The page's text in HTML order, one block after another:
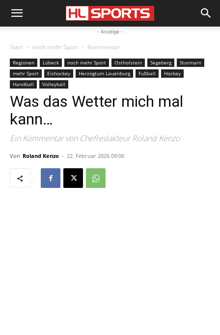
- Anzeige -
Start noch mehr Sport Kommentar
Regionen Lübeck noch mehr Sport Ostholstein Segeberg
Stormarn
mehr Sport
Eishockey Herzogtum Lauenburg Fußball
Hockey
Handball
Volleyball
Was das Wetter mich mal
kann…
Ein Kommentar von Chefredakteur Roland Kenzo
Von Roland Kenzo - 22. Februar 2026 09:00